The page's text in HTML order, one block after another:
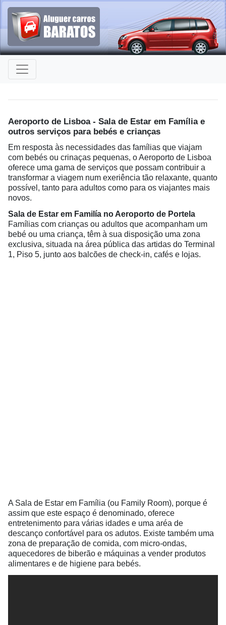
Aeroporto de Lisboa - Sala de Estar em Família e
outros serviços para bebés e crianças
Em resposta às necessidades das famílias que viajam
com bebés ou crinaças pequenas, o Aeroporto de Lisboa
oferece uma gama de serviços que possam contribuir a
transformar a viagem num exeriência tão relaxante, quanto
possível, tanto para adultos como para os viajantes mais
novos.
Sala de Estar em Familía no Aeroporto de Portela
Famílias com crianças ou adultos que acompanham um
bebé ou uma criança, têm à sua disposição uma zona
exclusiva, situada na área pública das artidas do Terminal
1, Piso 5, junto aos balcões de check-in, cafés e lojas.
A Sala de Estar em Família (ou Family Room), porque é
assim que este espaço é denominado, oferece
entretenimento para várias idades e uma aréa de
descanço confortável para os adutos. Existe também uma
zona de preparação de comida, com micro-ondas,
aquecedores de biberão e máquinas a vender produtos
alimentares e de higiene para bebés.